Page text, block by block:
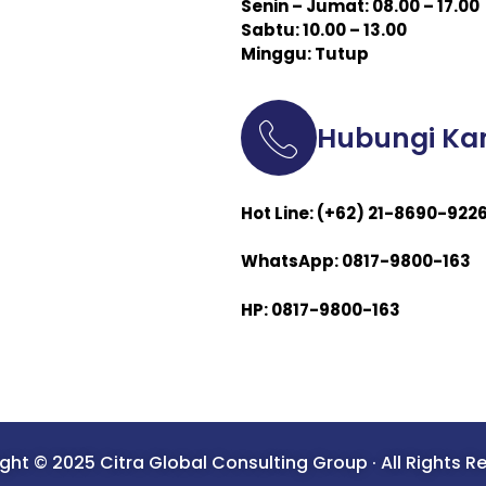
Senin – Jumat: 08.00 – 17.00
Sabtu: 10.00 – 13.00
Minggu: Tutup
Hubungi
Hot Line: (+62) 21-8690-9226
WhatsApp: 0817-9800-163
HP: 0817-9800-163
© 2025 Citra Global Consulting Group · All Rights